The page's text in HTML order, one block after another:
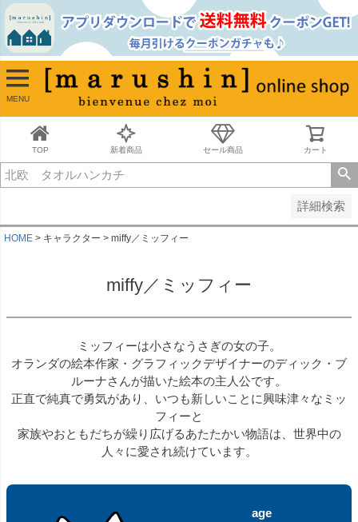
MENU
TOP 新着商品 セール商品 カート
詳細検索
並び順
新着順
古い順
価格が安い順
価格が高い順
キーワードヒット順
HOME キャラクター miffy／ミッフィー
miffy／ミッフィー
ミッフィーは小さなうさぎの女の子。
オランダの絵本作家・グラフィックデザイナーのディック・ブ
ルーナさんが描いた絵本の主人公です。
正直で純真で勇気があり、いつも新しいことに興味津々なミッ
フィーと
家族やおともだちが繰り広げるあたたかい物語は、世界中の
人々に愛され続けています。
age